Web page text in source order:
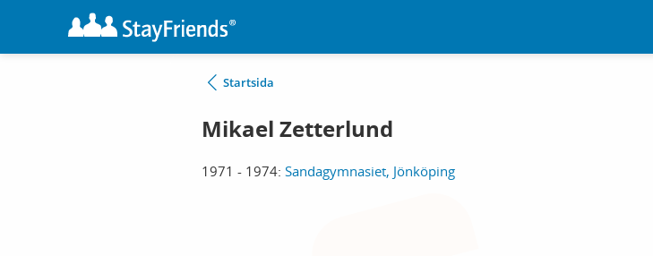
Startsida
Mikael Zetterlund
1971 - 1974: Sandagymnasiet, Jönköping